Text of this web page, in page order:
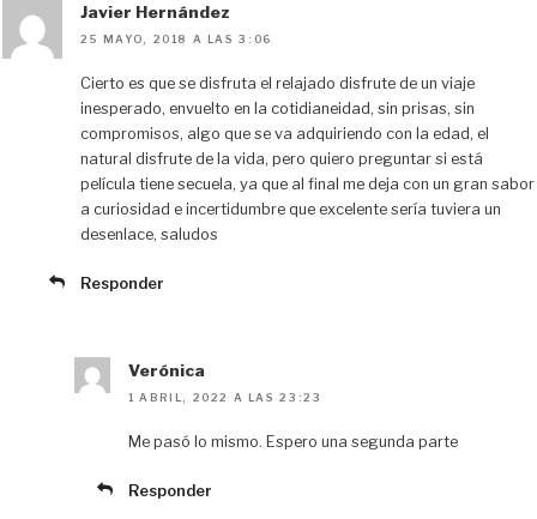
Javier Hernández
25 MAYO, 2018 A LAS 3:06
Cierto es que se disfruta el relajado disfrute de un viaje
inesperado, envuelto en la cotidianeidad, sin prisas, sin
compromisos, algo que se va adquiriendo con la edad, el
natural disfrute de la vida, pero quiero preguntar si está
película tiene secuela, ya que al final me deja con un gran sabor
a curiosidad e incertidumbre que excelente sería tuviera un
desenlace, saludos
Responder
Verónica
1 ABRIL, 2022 A LAS 23:23
Me pasó lo mismo. Espero una segunda parte
Responder